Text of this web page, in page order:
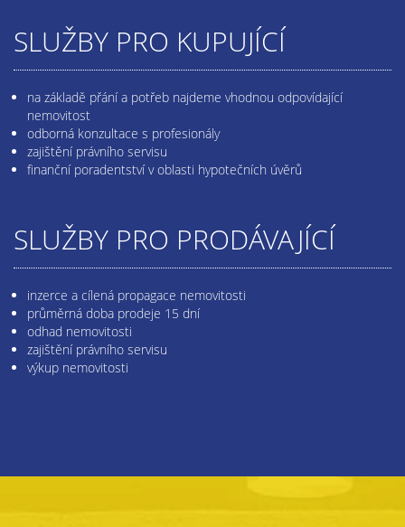
SLUŽBY PRO KUPUJÍCÍ
na základě přání a potřeb najdeme vhodnou odpovídající
nemovitost
odborná konzultace s profesionály
zajištění právního servisu
finanční poradentství v oblasti hypotečních úvěrů
SLUŽBY PRO PRODÁVAJÍCÍ
inzerce a cílená propagace nemovitosti
průměrná doba prodeje 15 dní
odhad nemovitosti
zajištění právního servisu
výkup nemovitosti